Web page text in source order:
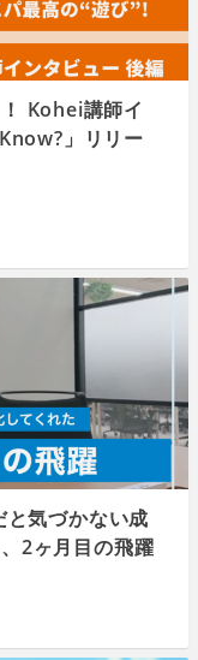
Kohei講師イ
」リリー
気づかない成
2ヶ月目の飛躍